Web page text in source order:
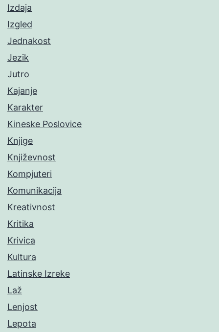
Izdaja
Izgled
Jednakost
Jezik
Jutro
Kajanje
Karakter
Kineske Poslovice
Knjige
Književnost
Kompjuteri
Komunikacija
Kreativnost
Kritika
Krivica
Kultura
Latinske Izreke
Laž
Lenjost
Lepota